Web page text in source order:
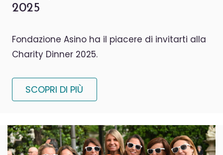
2025
Fondazione Asino ha il piacere di invitarti alla
Charity Dinner 2025.
SCOPRI DI PIÙ